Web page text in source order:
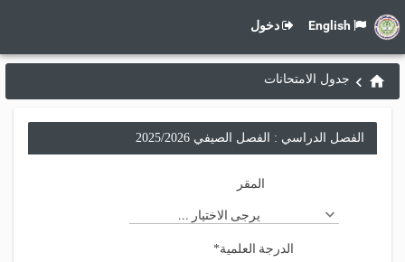
دخول
جدول الامتحانات
الفصل الدراسي : الفصل الصيفي 2025/2026
المقر
يرجى الاختيار ...
الدرجة العلمية*